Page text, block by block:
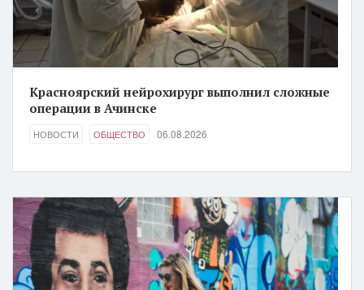
Красноярский нейрохирург выполнил сложные
операции в Ачинске
НОВОСТИ ОБЩЕСТВО 06.08.2026